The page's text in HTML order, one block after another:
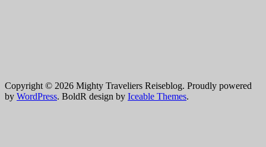
Copyright © 2026 Mighty Traveliers Reiseblog. Proudly powered
by WordPress. BoldR design by Iceable Themes.